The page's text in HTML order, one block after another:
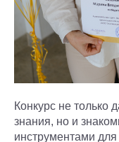
Конкурс не только
знания, но и
инструментами